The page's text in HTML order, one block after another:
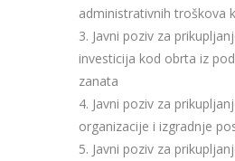
administrativnih troškova
3. Javni poziv za
investicija kod obrta iz
zanata
4. Javni poziv za
organizacije i izgradnje
5. Javni poziv za